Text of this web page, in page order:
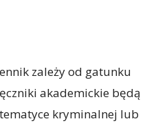
zależy od gatunku
akademickie będą
kryminalnej lub